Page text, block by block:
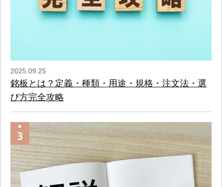
2025.09.25
銘板とは？定義・種類・用途・規格・注文法・選
び方完全攻略